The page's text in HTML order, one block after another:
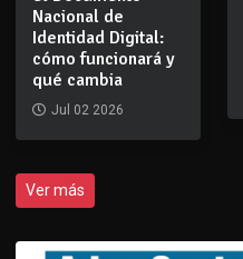
Nacional de
Identidad Digital:
cómo funcionará y
qué cambia
Jul 02 2026
Ver más